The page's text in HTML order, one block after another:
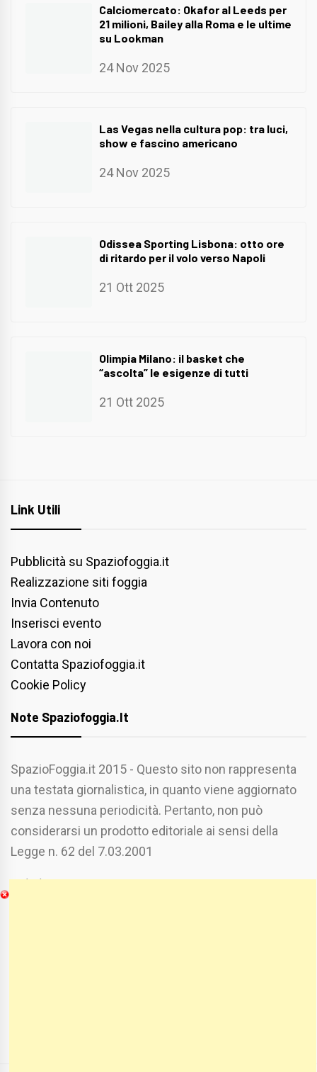
Calciomercato: Okafor al Leeds per
21 milioni, Bailey alla Roma e le ultime
su Lookman
24 Nov 2025
Las Vegas nella cultura pop: tra luci,
show e fascino americano
24 Nov 2025
Odissea Sporting Lisbona: otto ore
di ritardo per il volo verso Napoli
21 Ott 2025
Olimpia Milano: il basket che
“ascolta” le esigenze di tutti
21 Ott 2025
Link Utili
Pubblicità su Spaziofoggia.it
Realizzazione siti foggia
Invia Contenuto
Inserisci evento
Lavora con noi
Contatta Spaziofoggia.it
Cookie Policy
Note Spaziofoggia.it
SpazioFoggia.it 2015 - Questo sito non rappresenta
una testata giornalistica, in quanto viene aggiornato
senza nessuna periodicità. Pertanto, non può
considerarsi un prodotto editoriale ai sensi della
Legge n. 62 del 7.03.2001
Chi Siamo